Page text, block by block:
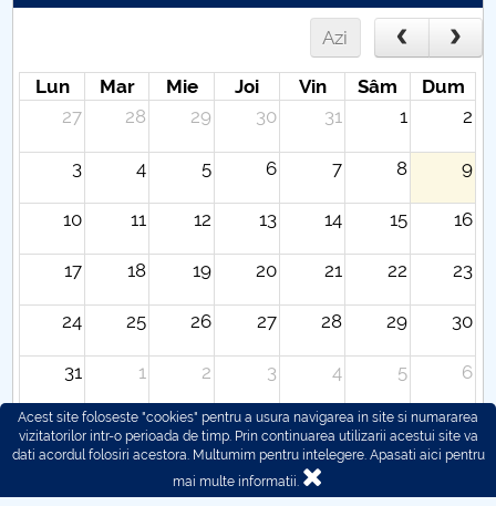
Azi
Lun Mar Mie Joi Vin Sâm
Dum
27
28 29 30 31 1 2
3 4 5 6 7 8 9
10 11 12 13 14 15 16
17 18 19 20 21 22 23
24 25 26 27 28 29 30
31 1 2 3 4 5 6
Acest site foloseste "cookies" pentru a usura navigarea in site si numararea
vizitatorilor intr-o perioada de timp. Prin continuarea utilizarii acestui site va
dati acordul folosiri acestora. Multumim pentru intelegere. Apasati aici pentru
mai multe informatii.